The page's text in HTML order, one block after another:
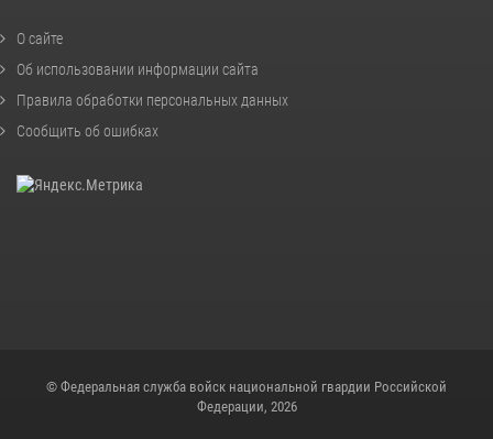
О сайте
Об использовании информации сайта
Правила обработки персональных данных
Сообщить об ошибках
© Федеральная служба войск национальной гвардии Российской
Федерации, 2026